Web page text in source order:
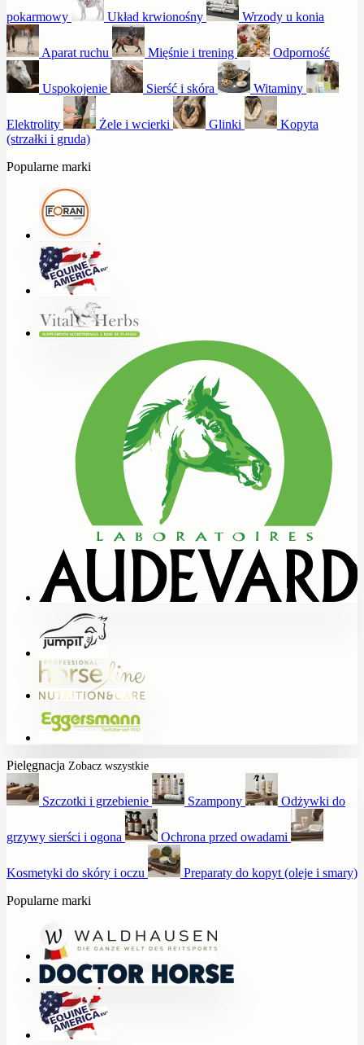
pokarmowy Układ krwionośny Wrzody u konia
Aparat ruchu Mięśnie i trening Odporność
Uspokojenie Sierść i skóra Witaminy
Elektrolity Żele i wcierki Glinki
Kopyta
(strzałki i gruda)
Popularne marki
Pielęgnacja Zobacz wszystkie
Szczotki i grzebienie Szampony Odżywki do
grzywy sierści i ogona Ochrona przed owadami
Kosmetyki do skóry i oczu
Preparaty do kopyt (oleje i smary)
Popularne marki